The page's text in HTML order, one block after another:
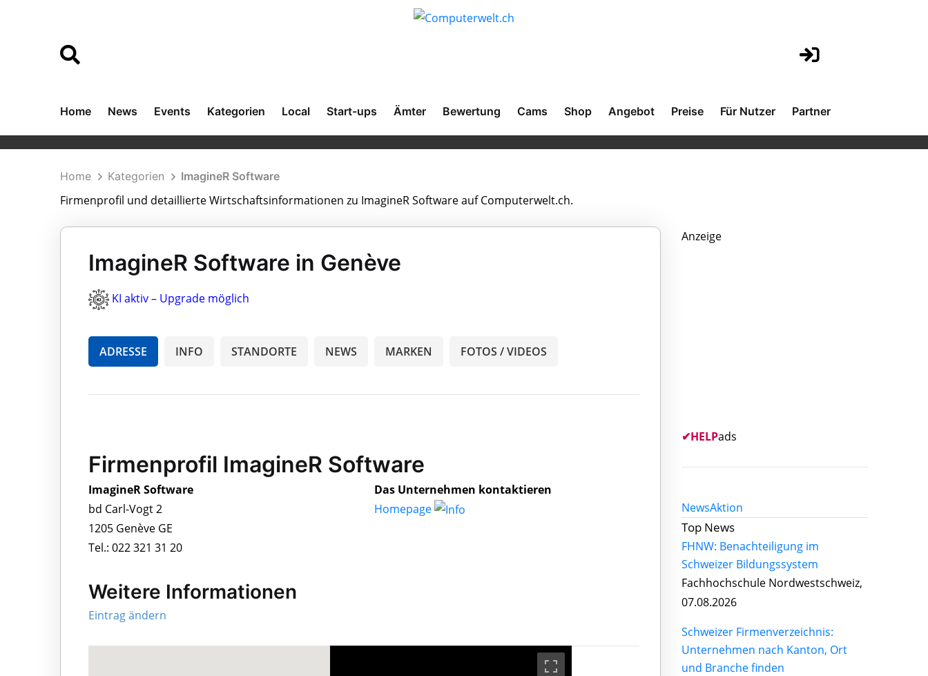
Home News Events Kategorien Local Start-ups Ämter Bewertung Cams Shop Angebot Preise Für Nutzer Partner
Home Kategorien ImagineR Software
Firmenprofil und detaillierte Wirtschaftsinformationen zu ImagineR Software auf Computerwelt.ch.
ImagineR Software in Genève
KI aktiv – Upgrade möglich
ADRESSE INFO STANDORTE NEWS MARKEN FOTOS / VIDEOS
Firmenprofil ImagineR Software
ImagineR Software
bd Carl-Vogt 2
1205 Genève GE
Tel.: 022 321 31 20
Das Unternehmen kontaktieren
Homepage
Weitere Informationen
Eintrag ändern
Anzeige
✔HELPads
NewsAktion
Top News
FHNW: Benachteiligung im
Schweizer Bildungssystem
Fachhochschule Nordwestschweiz,
07.08.2026
Schweizer Firmenverzeichnis:
Unternehmen nach Kanton, Ort
und Branche finden